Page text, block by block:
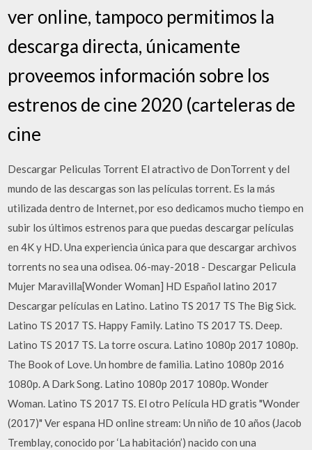
ver online, tampoco permitimos la
descarga directa, únicamente
proveemos información sobre los
estrenos de cine 2020 (carteleras de
cine
Descargar Peliculas Torrent El atractivo de DonTorrent y del
mundo de las descargas son las películas torrent. Es la más
utilizada dentro de Internet, por eso dedicamos mucho tiempo en
subir los últimos estrenos para que puedas descargar películas
en 4K y HD. Una experiencia única para que descargar archivos
torrents no sea una odisea. 06-may-2018 - Descargar Pelicula
Mujer Maravilla[Wonder Woman] HD Español latino 2017
Descargar películas en Latino. Latino TS 2017 TS The Big Sick.
Latino TS 2017 TS. Happy Family. Latino TS 2017 TS. Deep.
Latino TS 2017 TS. La torre oscura. Latino 1080p 2017 1080p.
The Book of Love. Un hombre de familia. Latino 1080p 2016
1080p. A Dark Song. Latino 1080p 2017 1080p. Wonder
Woman. Latino TS 2017 TS. El otro Película HD gratis "Wonder
(2017)" Ver espana HD online stream: Un niño de 10 años (Jacob
Tremblay, conocido por ‘La habitación’) nacido con una